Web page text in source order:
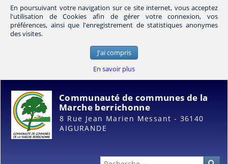
En poursuivant votre navigation sur ce site internet, vous acceptez
l'utilisation de Cookies afin de gérer votre connexion, vos
préférences, ainsi que l'enregistrement de statistiques anonymes
des visites.
J'ai compris
En savoir plus
Communauté de communes de la
Marche berrichonne
8 Rue Jean Marien Messant - 36140
AIGURANDE